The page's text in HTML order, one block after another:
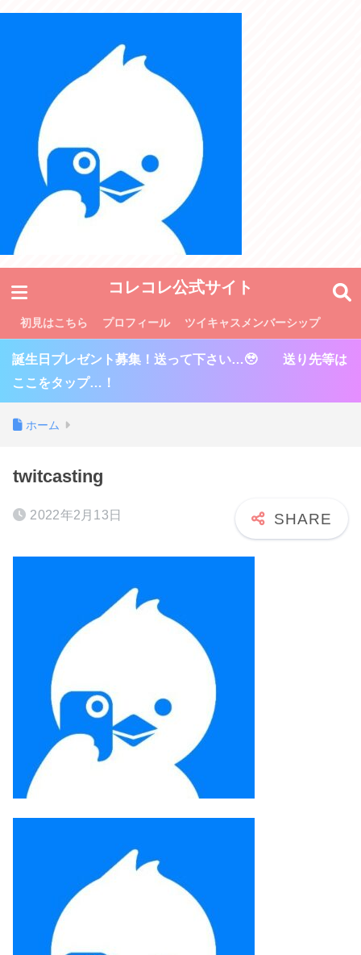
コレコレ公式サイト
初見はこちら プロフィール ツイキャスメンバーシップ
誕生日プレゼント募集！送って下さい…🥹 送り先等は
ここをタップ…！
ホーム
twitcasting
2022年2月13日